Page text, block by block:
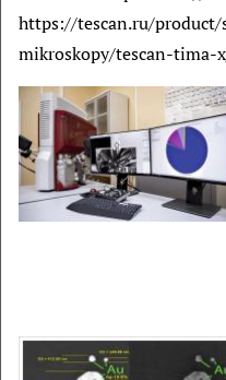
https://tescan.ru/
mikroskopy/tescan-tima-